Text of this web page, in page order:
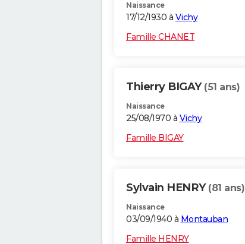
Naissance
17/12/1930 à Vichy
Famille CHANET
Thierry BIGAY (51 ans)
Naissance
25/08/1970 à Vichy
Famille BIGAY
Sylvain HENRY (81 ans)
Naissance
03/09/1940 à Montauban
Famille HENRY